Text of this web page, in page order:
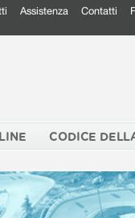
Assistenza Contatti
CODICE